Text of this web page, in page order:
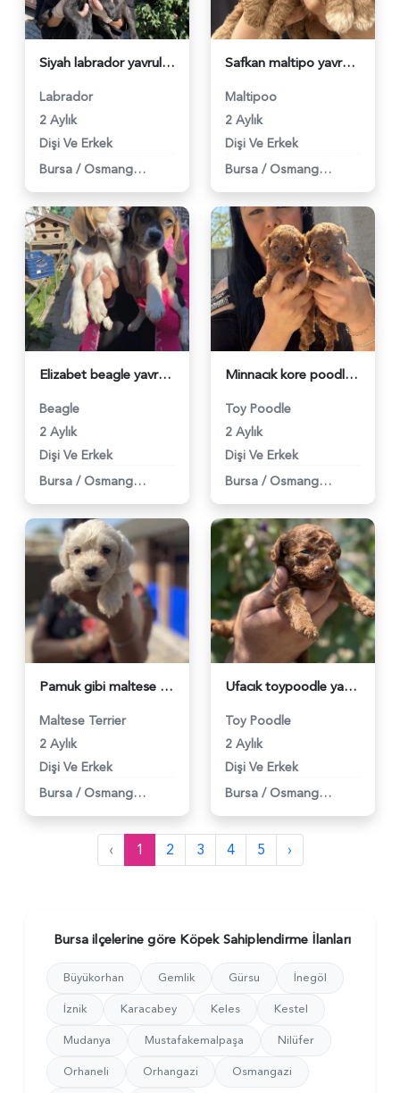
Siyah labrador yavrularım - 5997
Labrador
2 Aylık
Dişi Ve Erkek
Bursa / Osmangazi
Safkan maltipo yavrularım - 5991
Maltipoo
2 Aylık
Dişi Ve Erkek
Bursa / Osmangazi
Elizabet beagle yavrularım - 5993
Beagle
2 Aylık
Dişi Ve Erkek
Bursa / Osmangazi
Minnacık kore poodle yavrularım - 5996
Toy Poodle
2 Aylık
Dişi Ve Erkek
Bursa / Osmangazi
Pamuk gibi maltese terrier yavrularım - 5992
Maltese Terrier
2 Aylık
Dişi Ve Erkek
Bursa / Osmangazi
Ufacık toypoodle yavrularım - 5990
Toy Poodle
2 Aylık
Dişi Ve Erkek
Bursa / Osmangazi
‹ 1 2 3 4 5 ›
Bursa ilçelerine göre Köpek Sahiplendirme İlanları
Büyükorhan Gemlik Gürsu
İnegöl
İznik
Karacabey Keles
Kestel
Mudanya
Mustafakemalpaşa
Nilüfer
Orhaneli
Orhangazi
Osmangazi